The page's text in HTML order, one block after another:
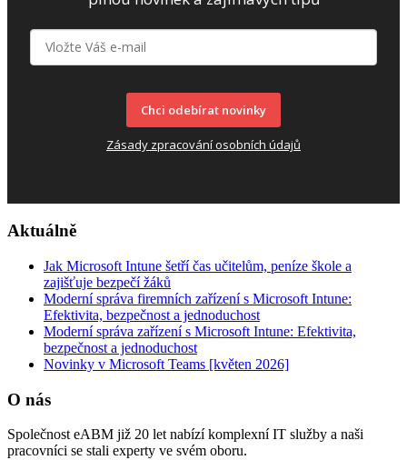
Chci odebírat novinky
Zásady zpracování osobních údajů
Aktuálně
Jak Microsoft Intune šetří čas učitelům, peníze škole a
zajišťuje bezpečí žáků
Moderní správa firemních zařízení s Microsoft Intune:
Efektivita, bezpečnost a jednoduchost
Moderní správa zařízení s Microsoft Intune: Efektivita,
bezpečnost a jednoduchost
Novinky v Microsoft Teams [květen 2026]
O nás
Společnost eABM již 20 let nabízí komplexní IT služby a naši
pracovníci se stali experty ve svém oboru.